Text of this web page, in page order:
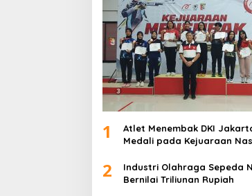
1
Atlet Menembak DKI
Medali pada Kejuaraan
2
Industri Olahraga Sepeda
Bernilai Triliunan Rupiah